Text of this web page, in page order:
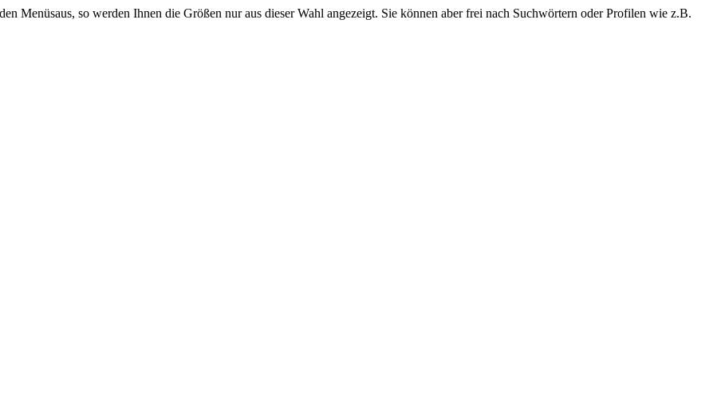
Menüsaus, so werden Ihnen die Größen nur aus dieser Wahl angezeigt. Sie können aber frei nach Suchwörtern oder Profilen wie z.B.